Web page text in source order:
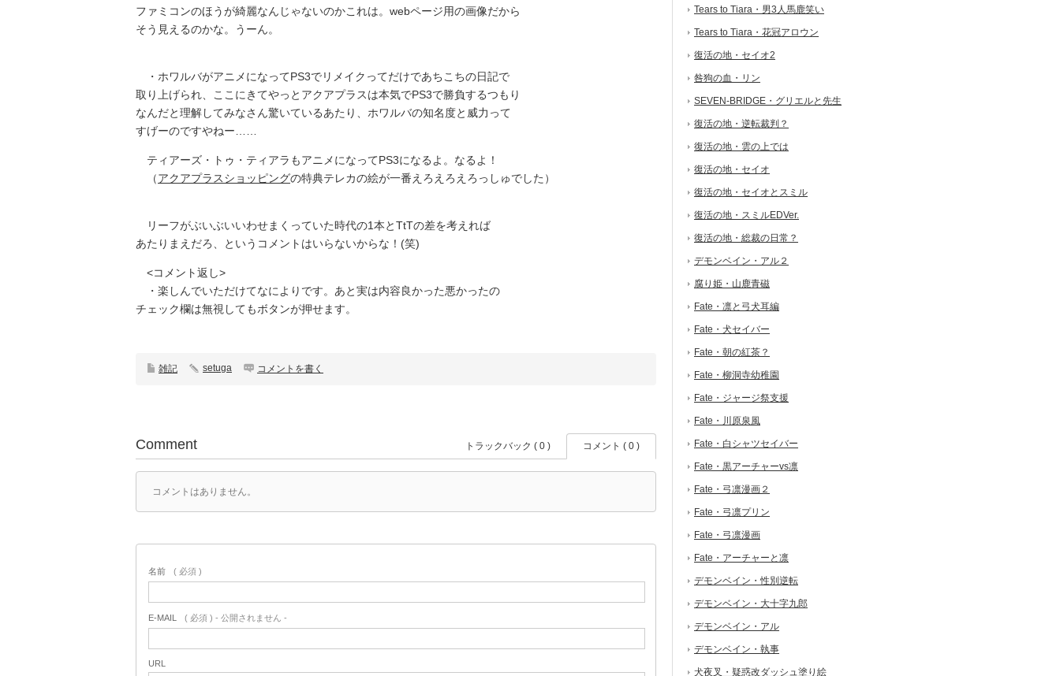
ファミコンのほうが綺麗なんじゃないのかこれは。webページ用の画像だから
そう見えるのかな。うーん。
・ホワルバがアニメになってPS3でリメイクってだけであちこちの日記で
取り上げられ、ここにきてやっとアクアプラスは本気でPS3で勝負するつもり
なんだと理解してみなさん驚いているあたり、ホワルバの知名度と威力って
すげーのですやねー……
ティアーズ・トゥ・ティアラもアニメになってPS3になるよ。なるよ！
（アクアプラスショッピングの特典テレカの絵が一番えろえろえろっしゅでした）
リーフがぶいぶいいわせまくっていた時代の1本とTtTの差を考えれば
あたりまえだろ、というコメントはいらないからな！(笑)
<コメント返し>
・楽しんでいただけてなによりです。あと実は内容良かった悪かったの
チェック欄は無視してもボタンが押せます。
雑記 setuga コメントを書く
Comment トラックバック ( 0 ) コメント ( 0 )
コメントはありません。
名前 ( 必須 )
E-MAIL ( 必須 ) - 公開されません -
URL
Tears to Tiara・男3人馬鹿笑い
Tears to Tiara・花冠アロウン
復活の地・セイオ2
咎狗の血・リン
SEVEN-BRIDGE・グリエルと先生
復活の地・逆転裁判？
復活の地・雲の上では
復活の地・セイオ
復活の地・セイオとスミル
復活の地・スミルEDVer.
復活の地・総裁の日常？
デモンベイン・アル２
腐り姫・山鹿青磁
Fate・凛と弓犬耳編
Fate・犬セイバー
Fate・朝の紅茶？
Fate・柳洞寺幼稚園
Fate・ジャージ祭支援
Fate・川原泉風
Fate・白シャツセイバー
Fate・黒アーチャーvs凛
Fate・弓凛漫画２
Fate・弓凛プリン
Fate・弓凛漫画
Fate・アーチャーと凛
デモンベイン・性別逆転
デモンベイン・大十字九郎
デモンベイン・アル
デモンベイン・執事
犬夜叉・疑惑改ダッシュ塗り絵